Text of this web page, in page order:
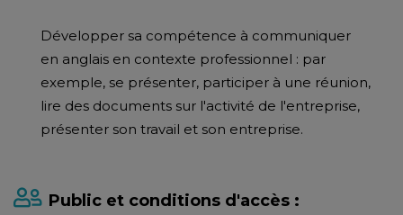
Développer sa compétence à communiquer
en anglais en contexte professionnel : par
exemple, se présenter, participer à une réunion,
lire des documents sur l'activité de l'entreprise,
présenter son travail et son entreprise.
Public et conditions d'accès :